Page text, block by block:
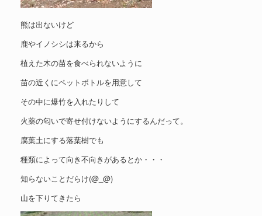
熊は出ないけど
鹿やイノシシは来るから
植えた木の苗を食べられないように
苗の近くにペットボトルを用意して
その中に爆竹を入れたりして
火薬の匂いで寄せ付けないようにするんだって。
腐葉土にする落葉樹でも
種類によって向き不向きがあるとか・・・
知らないことだらけ(@_@)
山を下りてきたら